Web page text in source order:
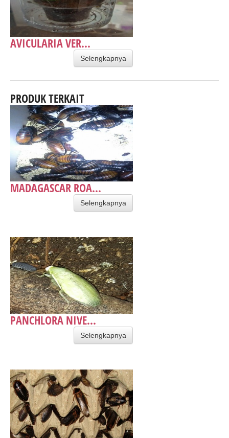
AVICULARIA VER...
Selengkapnya
PRODUK TERKAIT
MADAGASCAR ROA...
Selengkapnya
PANCHLORA NIVE...
Selengkapnya